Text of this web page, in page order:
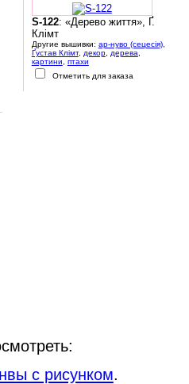
S-122: «Дерево життя», Ґ.
Клімт
Другие вышивки: ар-нуво (сецесія),
Ґустав Клімт, декор, дерева
картини
птахи
Отметить для заказа
с рисунком.